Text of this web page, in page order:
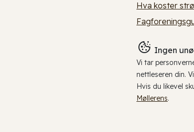
Hva koster
Ingen
Vi tar
nettleseren din.
Hvis du likevel
Møllerens.